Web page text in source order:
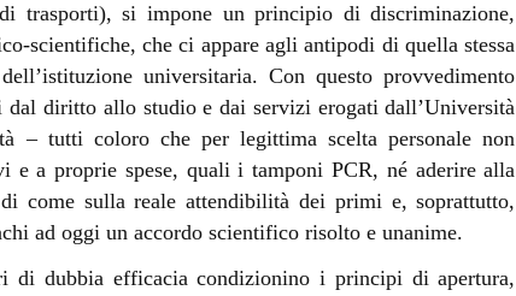
trasporti), si impone un principio di discriminazione,
scientifiche, che ci appare agli antipodi di quella stessa
universitaria. Con questo provvedimento
diritto allo studio e dai servizi erogati dall’Università
‒ tutti coloro che per legittima scelta personale non
e a proprie spese, quali i tamponi PCR, né aderire alla
come sulla reale attendibilità dei primi e, soprattutto,
ad oggi un accordo scientifico risolto e unanime.
di dubbia efficacia condizionino i principi di apertura,